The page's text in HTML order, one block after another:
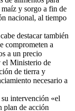
maíz y sorgo a fin de
nacional, al tiempo
destacar también
comprometen a
a un precio
el Ministerio de
de tierra y
necesario a
intervención «el
plan de acción